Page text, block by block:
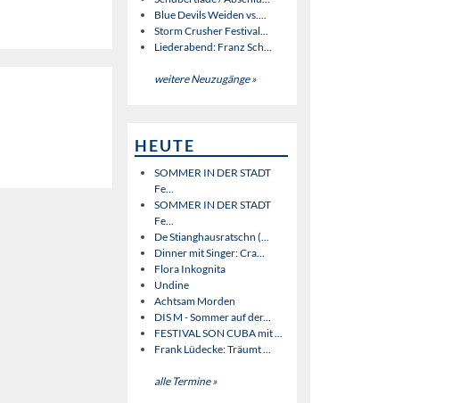
Blue Devils Weiden vs....
Storm Crusher Festival...
Liederabend: Franz Sch...
weitere Neuzugänge »
HEUTE
SOMMER IN DER STADT
Fe...
SOMMER IN DER STADT
Fe...
De Stianghausratschn (...
Dinner mit Singer: Cra...
Flora Inkognita
Undine
Achtsam Morden
DIS M - Sommer auf der...
FESTIVAL SON CUBA mit ...
Frank Lüdecke: Träumt ...
alle Termine »